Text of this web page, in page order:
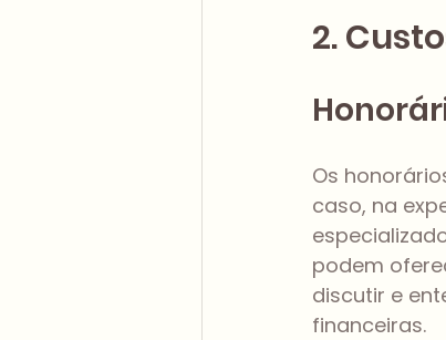
2.
Os
caso, na
podem
discutir e
financeiras.